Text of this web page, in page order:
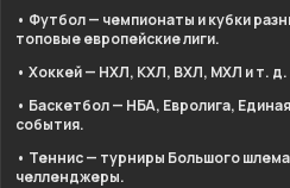
• Футбол — чемпионаты и кубки
топовые европейские лиги.
• Хоккей — НХЛ, КХЛ, ВХЛ, МХЛ и т. д.
• Баскетбол — НБА, Евролига,
события.
• Теннис — турниры Большого
челленджеры.